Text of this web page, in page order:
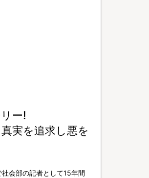
ー!
実を追求し悪を
会部の記者として15年間